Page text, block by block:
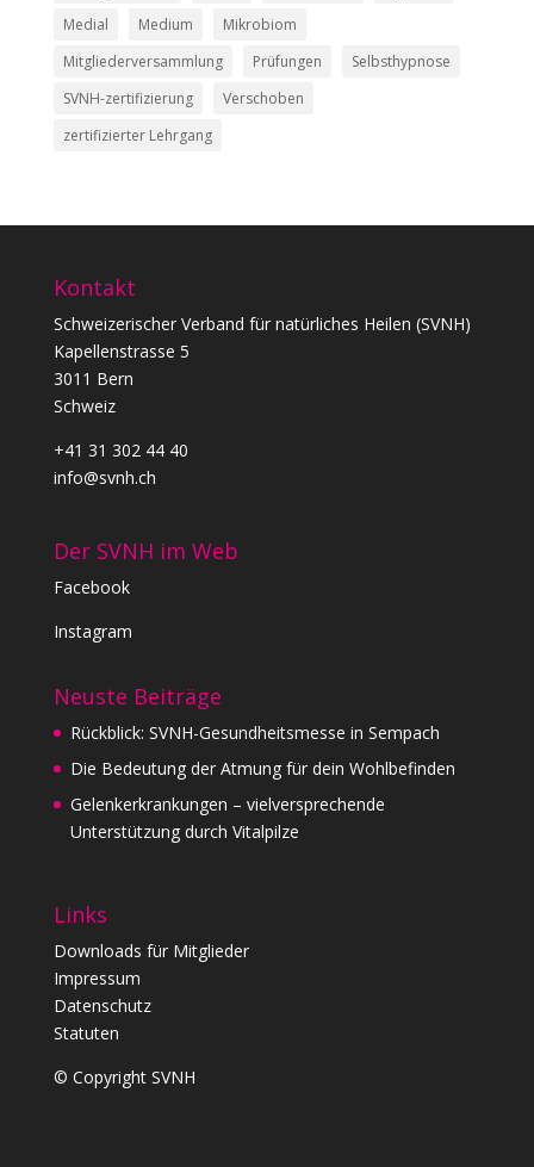
Medial
Medium
Mikrobiom
Mitgliederversammlung
Prüfungen
Selbsthypnose
SVNH-zertifizierung
Verschoben
zertifizierter Lehrgang
Kontakt
Schweizerischer Verband für natürliches Heilen (SVNH)
Kapellenstrasse 5
3011 Bern
Schweiz
+41 31 302 44 40
info@svnh.ch
Der SVNH im Web
Facebook
Instagram
Neuste Beiträge
Rückblick: SVNH-Gesundheitsmesse in Sempach
Die Bedeutung der Atmung für dein Wohlbefinden
Gelenkerkrankungen – vielversprechende
Unterstützung durch Vitalpilze
Links
Downloads für Mitglieder
Impressum
Datenschutz
Statuten
© Copyright SVNH